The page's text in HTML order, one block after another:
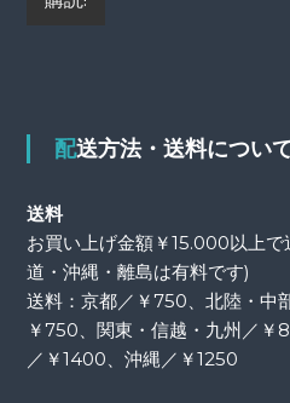
配送方法・送料につい
送料
お買い上げ金額￥15.000以上
道・沖縄・離島は有料です)
送料：京都／￥750、北陸・中
￥750、関東・信越・九州／
／￥1400、沖縄／￥1250